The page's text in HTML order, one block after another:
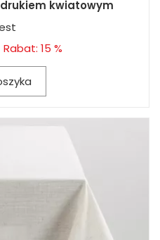
kwiatowym
Rabat: 15 %